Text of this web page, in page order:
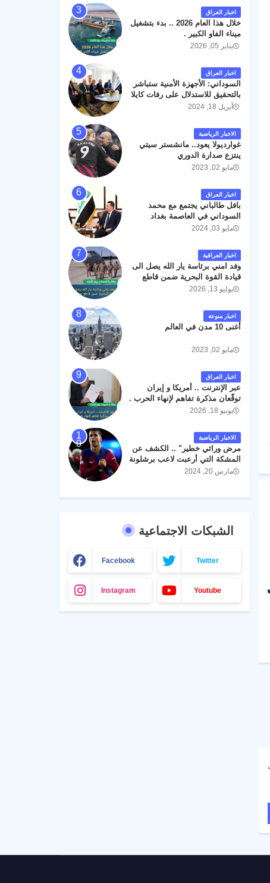
البصرة الدولي اليوم الاثنين على
الطريق المؤدي من البوابة
الرئيسة الى صالة المسافرين .
حيث كان سبب الحادث يعود
لتصادم عجلته مع عجلة نوع كيا بنكو
مطار البصرة الدولي . سائلين الله
عز وجل ان يتغمد الفقيد بواسع
رحمته ، و انا لله وانا اليه راجعون .
اخبار العراق
خلال هذا العام 2026 .. بدء بتشغيل
ميناء الفاو الكبير .
يناير 05, 2026
اخبار العراق
السوداني: الأجهزة الأمنية ستباشر
بالتحقيق للاستدلال على رفات كايلا
مولرأبريل 18, 2024
الاخبار الرياضية
غوارديولا يعود.. مانشستر سيتي
ينتزع صدارة الدوري
مايو 02, 2023
اخبار العراق
بافل طالباني يجتمع مع محمد
السوداني في العاصمة بغداد
مايو 03, 2024
اخبار العراقية
وفد امني برئاسة يار الله يصل الى
قيادة القوة البحرية ضمن قاطع
عمليات البصرة .
يوليو 13, 2026
اخبار منوعة
أغنى 10 مدن في العالم
مايو 02, 2023
اخبار العراق
عبر الإنترنت .. أمريكا و إيران
توقّعان مذكرة تفاهم لإنهاء الحرب .
يونيو 18, 2026
الاخبار الرياضية
مرض وراثي خطير" .. الكشف عن
المشكة التي أرعبت لاعب برشلونة
جواو كانسيلو
مارس 20, 2024
الشبكات الاجتماعية
Facebook Twitter
Instagram Youtube